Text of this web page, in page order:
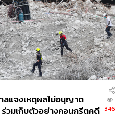
ลแจงเหตุผลไม่อนุญาต
ร่วมเก็บตัวอย่างคอนกรีตคดี 346